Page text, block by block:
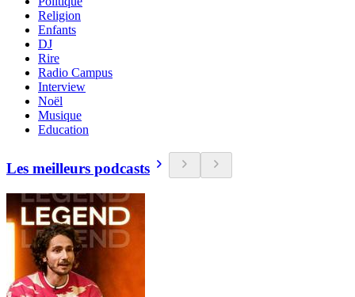
Religion
Enfants
DJ
Rire
Radio Campus
Interview
Noël
Musique
Education
Les meilleurs podcasts